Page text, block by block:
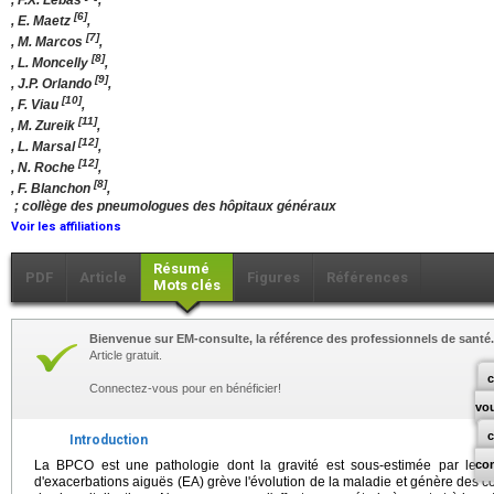
, E. Maetz [6],
, M. Marcos [7],
, L. Moncelly [8],
, J.P. Orlando [9],
, F. Viau [10],
, M. Zureik [11],
, L. Marsal[12],
, N. Roche [12],
, F. Blanchon [8],
; collège des pneumologues des hôpitaux généraux
Voir les affiliations
PDF Article
Résumé
Mots clés
Figures Références
Bienvenue sur EM-consulte, la référence des professionnels de santé.
Article gratuit.
Connectez-vous pour en bénéficier!
Introduction
La BPCO est une pathologie dont la gravité est sous-estimée par les
d'exacerbations aiguës (EA) grève l'évolution de la maladie et génère des